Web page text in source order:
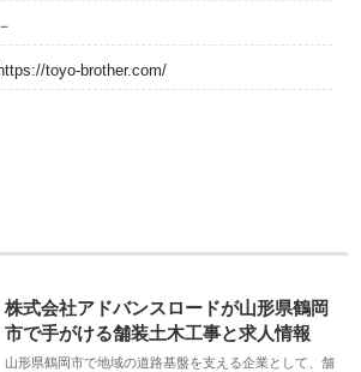
－
https://toyo-brother.com/
株式会社アドバンスロードが山形県鶴岡
市で手がける舗装土木工事と求人情報
山形県鶴岡市で地域の道路基盤を支える企業として、舗